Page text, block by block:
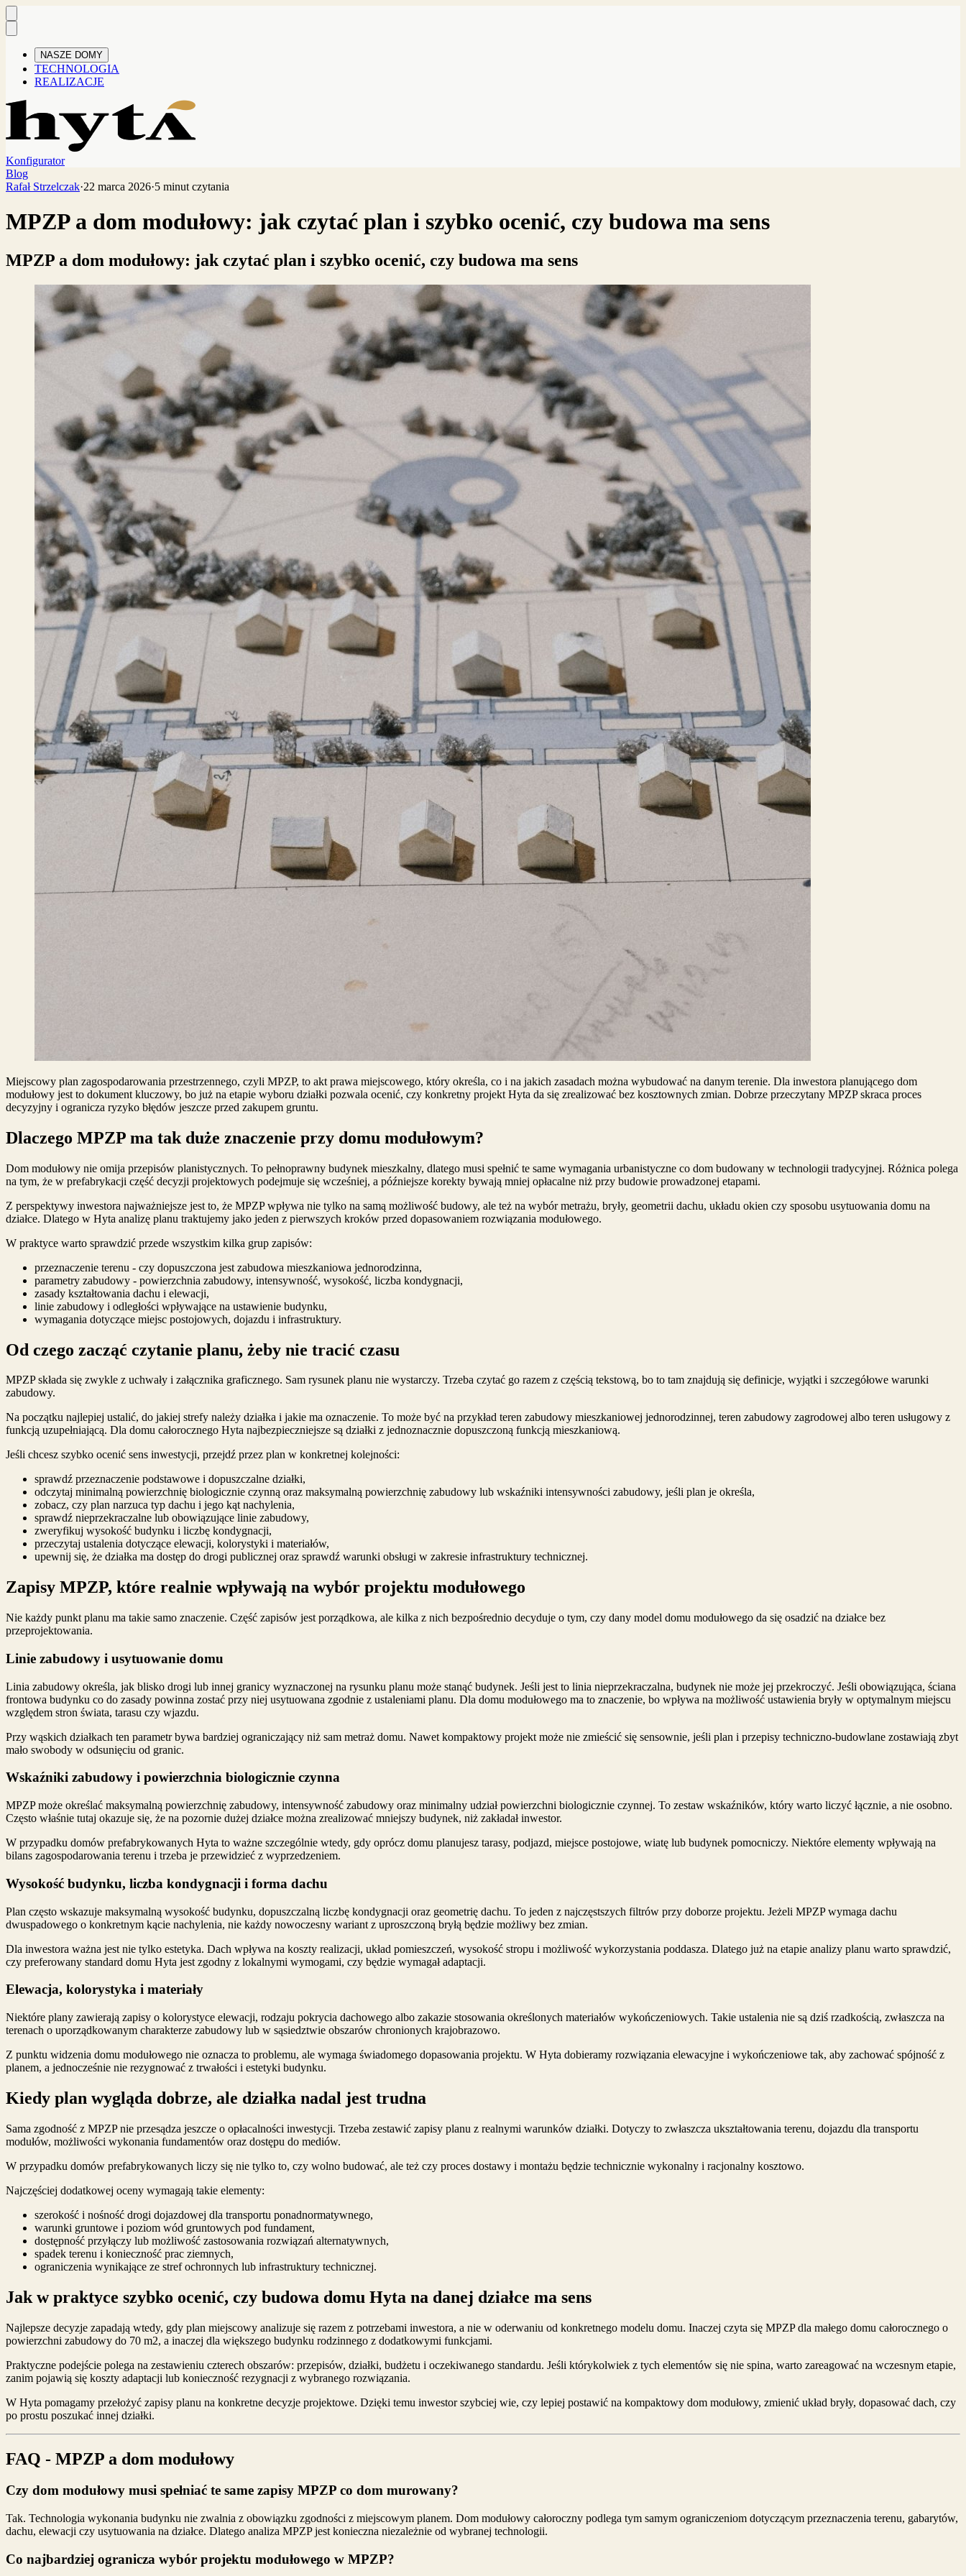
NASZE DOMY
TECHNOLOGIA
REALIZACJE
Konfigurator
Blog
Rafał Strzelczak·22 marca 2026·5 minut czytania
MPZP a dom modułowy: jak czytać plan i szybko ocenić, czy budowa ma sens
MPZP a dom modułowy: jak czytać plan i szybko ocenić, czy budowa ma sens
Miejscowy plan zagospodarowania przestrzennego, czyli MPZP, to akt prawa miejscowego, który określa, co i na jakich zasadach można wybudować na danym terenie. Dla inwestora planującego dom
modułowy jest to dokument kluczowy, bo już na etapie wyboru działki pozwala ocenić, czy konkretny projekt Hyta da się zrealizować bez kosztownych zmian. Dobrze przeczytany MPZP skraca proces
decyzyjny i ogranicza ryzyko błędów jeszcze przed zakupem gruntu.
Dlaczego MPZP ma tak duże znaczenie przy domu modułowym?
Dom modułowy nie omija przepisów planistycznych. To pełnoprawny budynek mieszkalny, dlatego musi spełnić te same wymagania urbanistyczne co dom budowany w technologii tradycyjnej. Różnica polega
na tym, że w prefabrykacji część decyzji projektowych podejmuje się wcześniej, a późniejsze korekty bywają mniej opłacalne niż przy budowie prowadzonej etapami.
Z perspektywy inwestora najważniejsze jest to, że MPZP wpływa nie tylko na samą możliwość budowy, ale też na wybór metrażu, bryły, geometrii dachu, układu okien czy sposobu usytuowania domu na
działce. Dlatego w Hyta analizę planu traktujemy jako jeden z pierwszych kroków przed dopasowaniem rozwiązania modułowego.
W praktyce warto sprawdzić przede wszystkim kilka grup zapisów:
przeznaczenie terenu - czy dopuszczona jest zabudowa mieszkaniowa jednorodzinna,
parametry zabudowy - powierzchnia zabudowy, intensywność, wysokość, liczba kondygnacji,
zasady kształtowania dachu i elewacji,
linie zabudowy i odległości wpływające na ustawienie budynku,
wymagania dotyczące miejsc postojowych, dojazdu i infrastruktury.
Od czego zacząć czytanie planu, żeby nie tracić czasu
MPZP składa się zwykle z uchwały i załącznika graficznego. Sam rysunek planu nie wystarczy. Trzeba czytać go razem z częścią tekstową, bo to tam znajdują się definicje, wyjątki i szczegółowe warunki
zabudowy.
Na początku najlepiej ustalić, do jakiej strefy należy działka i jakie ma oznaczenie. To może być na przykład teren zabudowy mieszkaniowej jednorodzinnej, teren zabudowy zagrodowej albo teren usługowy z
funkcją uzupełniającą. Dla domu całorocznego Hyta najbezpieczniejsze są działki z jednoznacznie dopuszczoną funkcją mieszkaniową.
Jeśli chcesz szybko ocenić sens inwestycji, przejdź przez plan w konkretnej kolejności:
sprawdź przeznaczenie podstawowe i dopuszczalne działki,
odczytaj minimalną powierzchnię biologicznie czynną oraz maksymalną powierzchnię zabudowy lub wskaźniki intensywności zabudowy, jeśli plan je określa,
zobacz, czy plan narzuca typ dachu i jego kąt nachylenia,
sprawdź nieprzekraczalne lub obowiązujące linie zabudowy,
zweryfikuj wysokość budynku i liczbę kondygnacji,
przeczytaj ustalenia dotyczące elewacji, kolorystyki i materiałów,
upewnij się, że działka ma dostęp do drogi publicznej oraz sprawdź warunki obsługi w zakresie infrastruktury technicznej.
Zapisy MPZP, które realnie wpływają na wybór projektu modułowego
Nie każdy punkt planu ma takie samo znaczenie. Część zapisów jest porządkowa, ale kilka z nich bezpośrednio decyduje o tym, czy dany model domu modułowego da się osadzić na działce bez
przeprojektowania.
Linie zabudowy i usytuowanie domu
Linia zabudowy określa, jak blisko drogi lub innej granicy wyznaczonej na rysunku planu może stanąć budynek. Jeśli jest to linia nieprzekraczalna, budynek nie może jej przekroczyć. Jeśli obowiązująca, ściana
frontowa budynku co do zasady powinna zostać przy niej usytuowana zgodnie z ustaleniami planu. Dla domu modułowego ma to znaczenie, bo wpływa na możliwość ustawienia bryły w optymalnym miejscu
względem stron świata, tarasu czy wjazdu.
Przy wąskich działkach ten parametr bywa bardziej ograniczający niż sam metraż domu. Nawet kompaktowy projekt może nie zmieścić się sensownie, jeśli plan i przepisy techniczno-budowlane zostawiają zbyt
mało swobody w odsunięciu od granic.
Wskaźniki zabudowy i powierzchnia biologicznie czynna
MPZP może określać maksymalną powierzchnię zabudowy, intensywność zabudowy oraz minimalny udział powierzchni biologicznie czynnej. To zestaw wskaźników, który warto liczyć łącznie, a nie osobno.
Często właśnie tutaj okazuje się, że na pozornie dużej działce można zrealizować mniejszy budynek, niż zakładał inwestor.
W przypadku domów prefabrykowanych Hyta to ważne szczególnie wtedy, gdy oprócz domu planujesz tarasy, podjazd, miejsce postojowe, wiatę lub budynek pomocniczy. Niektóre elementy wpływają na
bilans zagospodarowania terenu i trzeba je przewidzieć z wyprzedzeniem.
Wysokość budynku, liczba kondygnacji i forma dachu
Plan często wskazuje maksymalną wysokość budynku, dopuszczalną liczbę kondygnacji oraz geometrię dachu. To jeden z najczęstszych filtrów przy doborze projektu. Jeżeli MPZP wymaga dachu
dwuspadowego o konkretnym kącie nachylenia, nie każdy nowoczesny wariant z uproszczoną bryłą będzie możliwy bez zmian.
Dla inwestora ważna jest nie tylko estetyka. Dach wpływa na koszty realizacji, układ pomieszczeń, wysokość stropu i możliwość wykorzystania poddasza. Dlatego już na etapie analizy planu warto sprawdzić,
czy preferowany standard domu Hyta jest zgodny z lokalnymi wymogami, czy będzie wymagał adaptacji.
Elewacja, kolorystyka i materiały
Niektóre plany zawierają zapisy o kolorystyce elewacji, rodzaju pokrycia dachowego albo zakazie stosowania określonych materiałów wykończeniowych. Takie ustalenia nie są dziś rzadkością, zwłaszcza na
terenach o uporządkowanym charakterze zabudowy lub w sąsiedztwie obszarów chronionych krajobrazowo.
Z punktu widzenia domu modułowego nie oznacza to problemu, ale wymaga świadomego dopasowania projektu. W Hyta dobieramy rozwiązania elewacyjne i wykończeniowe tak, aby zachować spójność z
planem, a jednocześnie nie rezygnować z trwałości i estetyki budynku.
Kiedy plan wygląda dobrze, ale działka nadal jest trudna
Sama zgodność z MPZP nie przesądza jeszcze o opłacalności inwestycji. Trzeba zestawić zapisy planu z realnymi warunków działki. Dotyczy to zwłaszcza ukształtowania terenu, dojazdu dla transportu
modułów, możliwości wykonania fundamentów oraz dostępu do mediów.
W przypadku domów prefabrykowanych liczy się nie tylko to, czy wolno budować, ale też czy proces dostawy i montażu będzie technicznie wykonalny i racjonalny kosztowo.
Najczęściej dodatkowej oceny wymagają takie elementy:
szerokość i nośność drogi dojazdowej dla transportu ponadnormatywnego,
warunki gruntowe i poziom wód gruntowych pod fundament,
dostępność przyłączy lub możliwość zastosowania rozwiązań alternatywnych,
spadek terenu i konieczność prac ziemnych,
ograniczenia wynikające ze stref ochronnych lub infrastruktury technicznej.
Jak w praktyce szybko ocenić, czy budowa domu Hyta na danej działce ma sens
Najlepsze decyzje zapadają wtedy, gdy plan miejscowy analizuje się razem z potrzebami inwestora, a nie w oderwaniu od konkretnego modelu domu. Inaczej czyta się MPZP dla małego domu całorocznego o
powierzchni zabudowy do 70 m2, a inaczej dla większego budynku rodzinnego z dodatkowymi funkcjami.
Praktyczne podejście polega na zestawieniu czterech obszarów: przepisów, działki, budżetu i oczekiwanego standardu. Jeśli którykolwiek z tych elementów się nie spina, warto zareagować na wczesnym etapie,
zanim pojawią się koszty adaptacji lub konieczność rezygnacji z wybranego rozwiązania.
W Hyta pomagamy przełożyć zapisy planu na konkretne decyzje projektowe. Dzięki temu inwestor szybciej wie, czy lepiej postawić na kompaktowy dom modułowy, zmienić układ bryły, dopasować dach, czy
po prostu poszukać innej działki.
FAQ - MPZP a dom modułowy
Czy dom modułowy musi spełniać te same zapisy MPZP co dom murowany?
Tak. Technologia wykonania budynku nie zwalnia z obowiązku zgodności z miejscowym planem. Dom modułowy całoroczny podlega tym samym ograniczeniom dotyczącym przeznaczenia terenu, gabarytów,
dachu, elewacji czy usytuowania na działce. Dlatego analiza MPZP jest konieczna niezależnie od wybranej technologii.
Co najbardziej ogranicza wybór projektu modułowego w MPZP?